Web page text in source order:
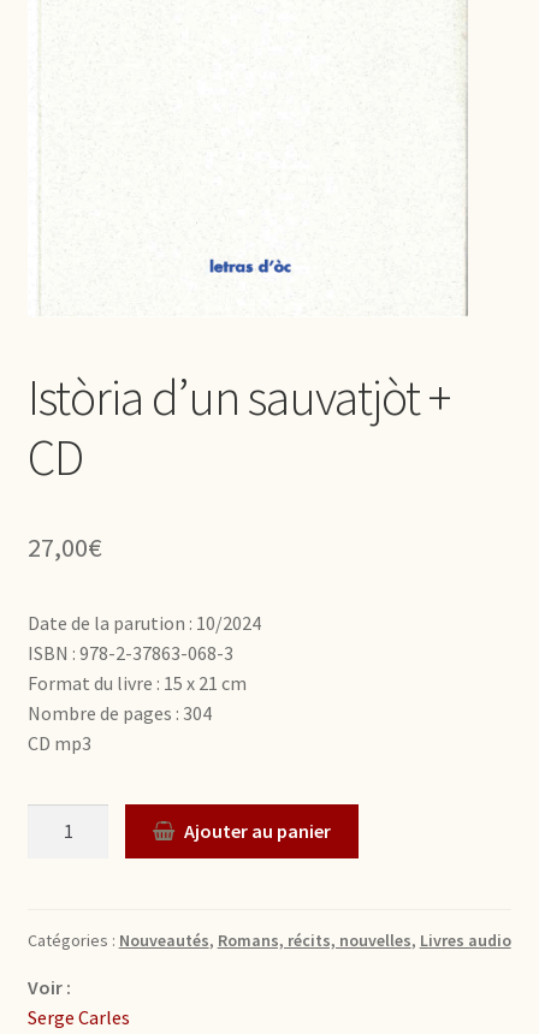
Istòria d’un sauvatjòt +
CD
27,00€
Date de la parution : 10/2024
ISBN : 978-2-37863-068-3
Format du livre : 15 x 21 cm
Nombre de pages : 304
CD mp3
Quantité Ajouter au panier
Catégories : Nouveautés, Romans, récits, nouvelles, Livres audio
Voir :
Serge Carles